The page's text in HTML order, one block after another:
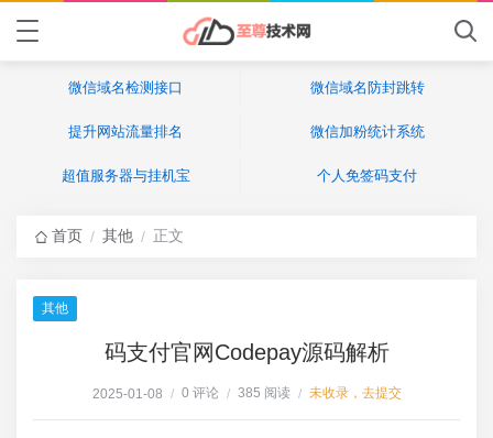
微信域名检测接口 微信域名防封跳转
提升网站流量排名 微信加粉统计系统
超值服务器与挂机宝 个人免签码支付
首页 / 其他 / 正文
其他
码支付官网Codepay源码解析
2025-01-08 / 0 评论 / 385 阅读 / 未收录，去提交